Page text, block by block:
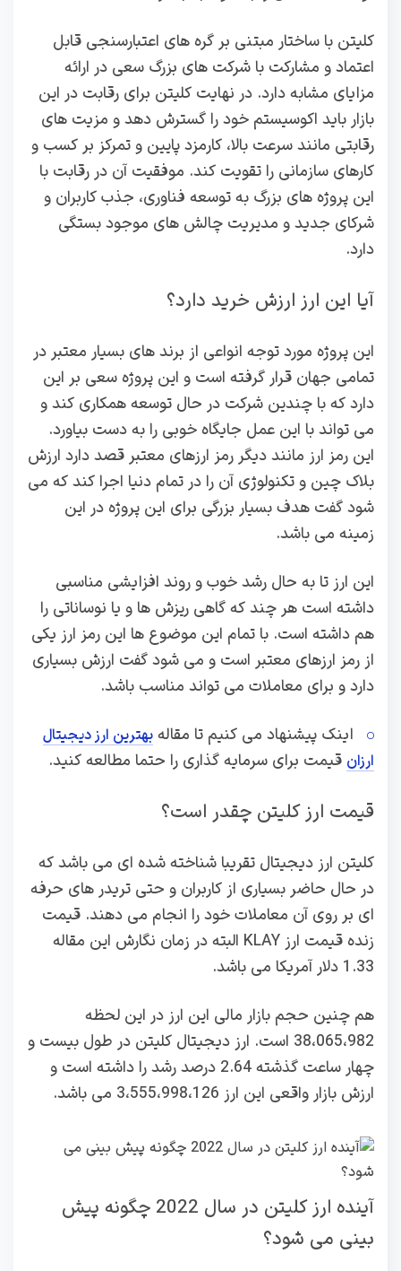
کلیتن با ساختار مبتنی بر گره‌ های اعتبارسنجی قابل
اعتماد و مشارکت با شرکت‌ های بزرگ سعی در ارائه
مزایای مشابه دارد. در نهایت کلیتن برای رقابت در این
بازار باید اکوسیستم خود را گسترش دهد و مزیت‌ های
رقابتی مانند سرعت بالا، کارمزد پایین و تمرکز بر کسب‌ و
کارهای سازمانی را تقویت کند. موفقیت آن در رقابت با
این پروژه‌ های بزرگ به توسعه فناوری، جذب کاربران و
شرکای جدید و مدیریت چالش‌ های موجود بستگی
دارد.
آیا این ارز ارزش خرید دارد؟
این پروژه مورد توجه انواعی از برند های بسیار معتبر در
تمامی جهان قرار گرفته است و این پروژه سعی بر این
دارد که با چندین شرکت در حال توسعه همکاری کند و
می تواند با این عمل جایگاه خوبی را به دست بیاورد.
این رمز ارز مانند دیگر رمز ارزهای معتبر قصد دارد ارزش
بلاک چین و تکنولوژی آن را در تمام دنیا اجرا کند که می
شود گفت هدف بسیار بزرگی برای این پروژه در این
زمینه می باشد.
این ارز تا به حال رشد خوب و روند افزایشی مناسبی
داشته است هر چند که گاهی ریزش ها و یا نوساناتی را
هم داشته است. با تمام این موضوع ها این رمز ارز یکی
از رمز ارزهای معتبر است و می شود گفت ارزش بسیاری
دارد و برای معاملات می تواند مناسب باشد.
اینک پیشنهاد می کنیم تا مقاله بهترین ارز دیجیتال
ارزان قیمت برای سرمایه گذاری را حتما مطالعه کنید.
قیمت ارز کلیتن چقدر است؟
کلیتن ارز دیجیتال تقریبا شناخته شده ای می باشد که
در حال حاضر بسیاری از کاربران و حتی تریدر های حرفه
ای بر روی آن معاملات خود را انجام می دهند. قیمت
زنده قیمت ارز KLAY البته در زمان نگارش این مقاله
1.33 دلار آمریکا می باشد.
هم چنین حجم بازار مالی این ارز در این لحظه
38،065،982 است. ارز دیجیتال کلیتن در طول بیست و
چهار ساعت گذشته 2.64 درصد رشد را داشته است و
ارزش بازار واقعی این ارز 3،555،998،126 می باشد.
آینده ارز کلیتن در سال 2022 چگونه پیش
بینی می شود؟